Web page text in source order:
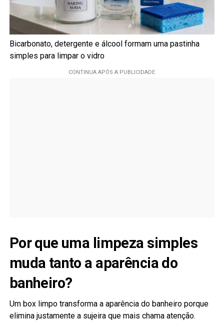
Bicarbonato, detergente e álcool formam uma pastinha
simples para limpar o vidro
Por que uma limpeza simples
muda tanto a aparência do
banheiro?
Um box limpo transforma a aparência do banheiro porque
elimina justamente a sujeira que mais chama atenção.